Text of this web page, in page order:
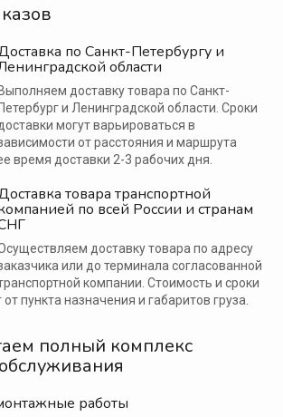
по Санкт-Петербургу и
области
Выполняем доставку товара по Санкт-
Петербург и Ленинградской области. Сроки
могут варьироваться в
от расстояния и маршрута
время доставки 2-3 рабочих дня.
товара транспортной
по всей России и странам
доставку товара по адресу
или до терминала согласованной
компании. Стоимость и сроки
пункта назначения и габаритов груза.
полный комплекс
работы